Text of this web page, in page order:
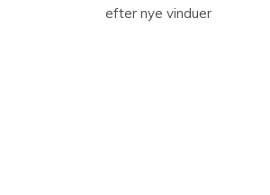
efter nye vinduer